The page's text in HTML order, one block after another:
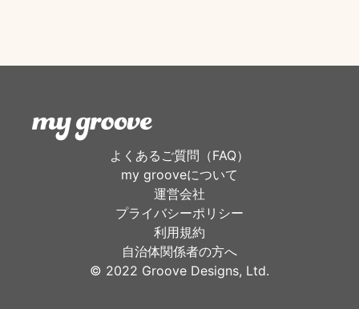
よくあるご質問（FAQ）
my grooveについて
運営会社
プライバシーポリシー
利用規約
自治体関係者の方へ
©︎ 2022 Groove Designs, Ltd.